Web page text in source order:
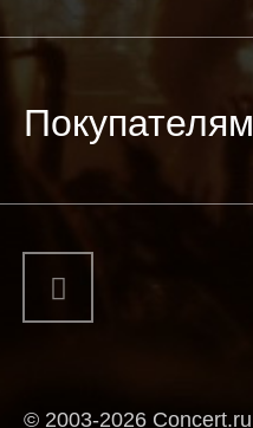
Покупателям
© 2003-2026 Concert.ru